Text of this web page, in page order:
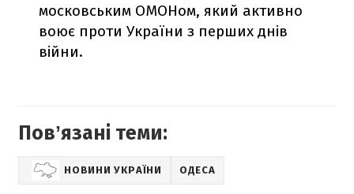
московським ОМОНом, який активно
воює проти України з перших днів
війни.
Повʼязані теми:
НОВИНИ УКРАЇНИ ОДЕСА